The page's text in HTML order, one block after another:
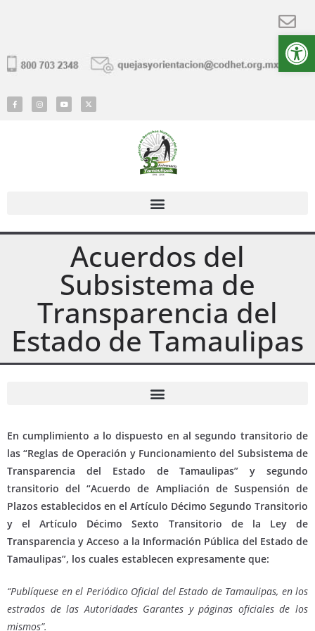
AcuerdosAcuerdos del
Subsistema de
Transparencia del
Estado de Tamaulipas
En cumplimiento a lo dispuesto en al segundo transitorio de
las “Reglas de Operación y Funcionamiento del Subsistema de
Transparencia del Estado de Tamaulipas” y segundo
transitorio del “Acuerdo de Ampliación de Suspensión de
Plazos establecidos en el Artículo Décimo Segundo Transitorio
y el Artículo Décimo Sexto Transitorio de la Ley de
Transparencia y Acceso a la Información Pública del Estado de
Tamaulipas”, los cuales establecen expresamente que:
“Publíquese en el Periódico Oficial del Estado de Tamaulipas, en los
estrados de las Autoridades Garantes y páginas oficiales de los
mismos”.